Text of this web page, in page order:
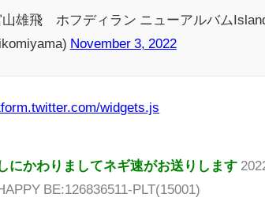
雄飛 ホフディラン ニューアルバム
November 3, 2022
widgets.js
にかわりましてネギ速がお送りします
BE:126836511-PLT(15001)